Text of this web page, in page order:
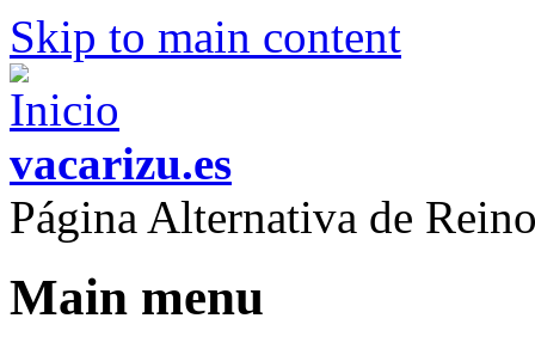
Skip to main content
vacarizu.es
Página Alternativa de
Main menu